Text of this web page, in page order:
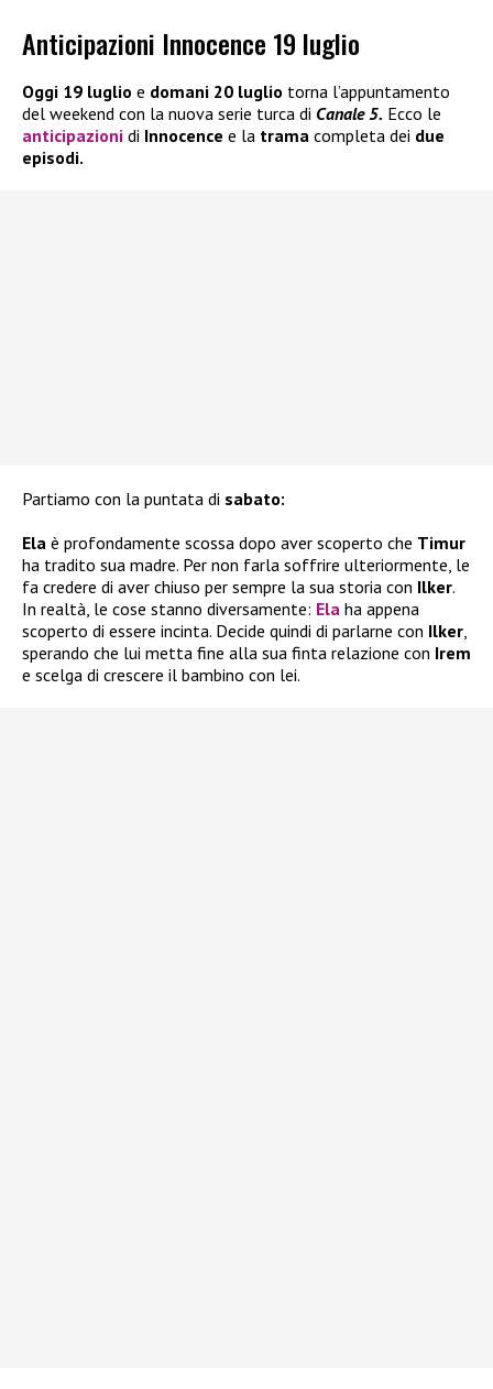
Anticipazioni Innocence 19 luglio
Oggi 19 luglio e domani 20 luglio torna l’appuntamento
del weekend con la nuova serie turca di Canale 5. Ecco le
anticipazioni di Innocence e la trama completa dei due
episodi.
Partiamo con la puntata di sabato:
Ela è profondamente scossa dopo aver scoperto che Timur
ha tradito sua madre. Per non farla soffrire ulteriormente, le
fa credere di aver chiuso per sempre la sua storia con Ilker.
In realtà, le cose stanno diversamente: Ela ha appena
scoperto di essere incinta. Decide quindi di parlarne con Ilker,
sperando che lui metta fine alla sua finta relazione con Irem
e scelga di crescere il bambino con lei.